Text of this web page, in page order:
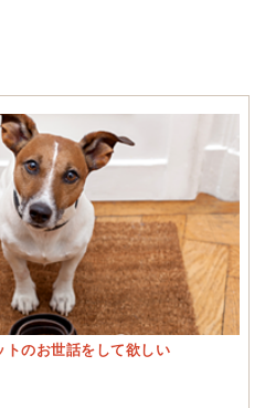
トのお世話をして欲しい